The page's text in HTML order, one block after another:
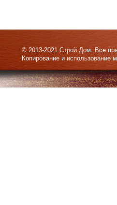
© 2013-2021 Строй Дом. Все
Копирование и использование